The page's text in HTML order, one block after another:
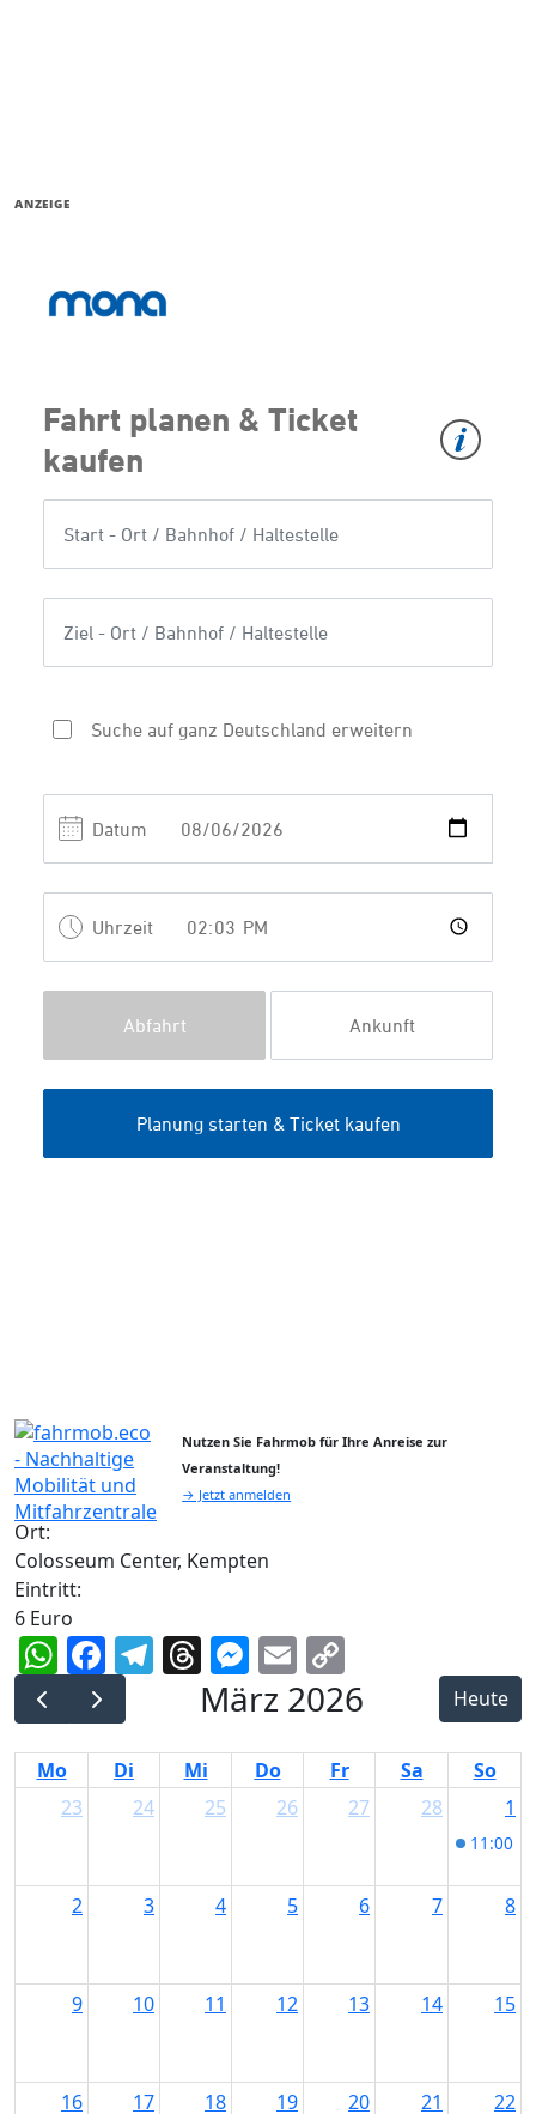
ANZEIGE
Nutzen Sie Fahrmob für Ihre Anreise zur
Veranstaltung!
→ Jetzt anmelden
Ort:
Colosseum Center, Kempten
Eintritt:
6 Euro
WhatsApp
Facebook
Telegram
Threads
Messenger
Email
Link
März 2026 Heute
Mo Di Mi Do Fr Sa
So
23
24 25 26 27 28 1
11:00
2 3 4 5 6 7 8
9 10 11 12 13 14 15
16 17 18 19 20 21 22